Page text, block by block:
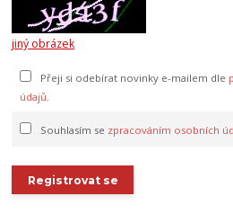
jiný obrázek
Přeji si odebírat novinky e-mailem dle
údajů.
Souhlasím se zpracováním osobních
Registrovat se